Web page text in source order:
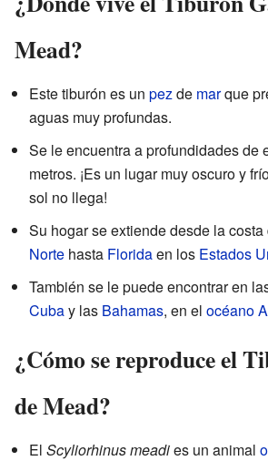
Mead?
Este tiburón es un pezde marque
aguas muy profundas.
Se le encuentra a profundidades de
metros. ¡Es un lugar muy oscuro y
sol no llega!
Su hogar se extiende desde la costa
Norte hasta Floridaen los Estados
También se le puede encontrar en
Cubay las Bahamas, en el océano
¿Cómo se reproduce el
de Mead?
El Scyliorhinus meadies un animal